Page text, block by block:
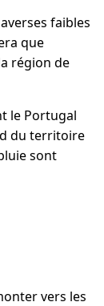
faibles
que
région de
le Portugal
du territoire
sont
vers les